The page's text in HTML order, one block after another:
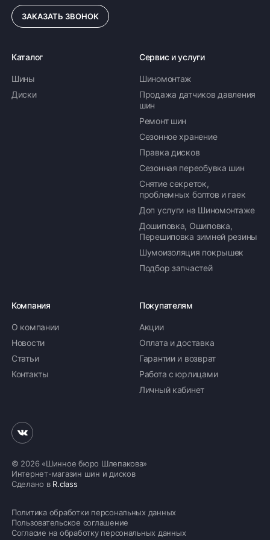
ПОДРОБНЕЕ ОБ ДОСТАВКЕ
Оплата заказа
Возможна картой, наличными при получении,
также доступно оформление кредита и
формирование счёта для Юр.Лица
ЗАКАЗАТЬ ЗВОНОК
Каталог
Шины
Диски
Сервис и услуги
Шиномонтаж
Продажа датчиков давления
шин
Ремонт шин
Сезонное хранение
Правка дисков
Сезонная переобувка шин
Снятие секреток,
проблемных болтов и гаек
Доп услуги на Шиномонтаже
Дошиповка, Ошиповка,
Перешиповка зимней резины
Шумоизоляция покрышек
Подбор запчастей
Компания
О компании
Новости
Статьи
Контакты
Покупателям
Акции
Оплата и доставка
Гарантии и возврат
Работа с юрлицами
Личный кабинет
© 2026 «Шинное бюро Шлепакова»
Интернет-магазин шин и дисков
Сделано в R.class
Политика обработки персональных данных
Пользовательское соглашение
Согласие на обработку персональных данных